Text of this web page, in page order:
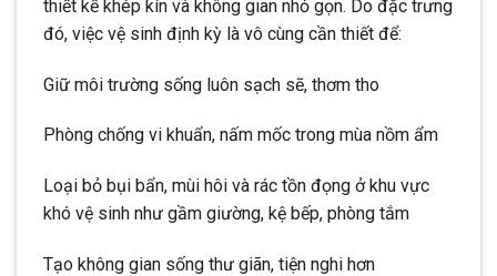
thiết kế khép kín và không gian nhỏ gọn. Do đặc trưng
đó, việc vệ sinh định kỳ là vô cùng cần thiết để:
Giữ môi trường sống luôn sạch sẽ, thơm tho
Phòng chống vi khuẩn, nấm mốc trong mùa nồm ẩm
Loại bỏ bụi bẩn, mùi hôi và rác tồn đọng ở khu vực
khó vệ sinh như gầm giường, kệ bếp, phòng tắm
Tạo không gian sống thư giãn, tiện nghi hơn